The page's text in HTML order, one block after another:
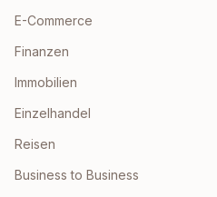
E-Commerce
Finanzen
Immobilien
Einzelhandel
Reisen
Business to Business